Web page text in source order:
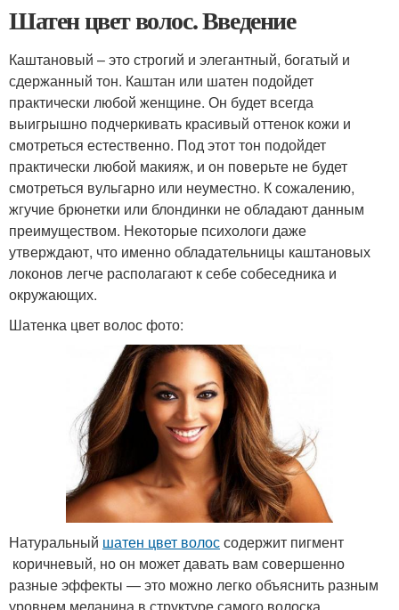
Шатен цвет волос. Введение
Каштановый – это строгий и элегантный, богатый и
сдержанный тон. Каштан или шатен подойдет
практически любой женщине. Он будет всегда
выигрышно подчеркивать красивый оттенок кожи и
смотреться естественно. Под этот тон подойдет
практически любой макияж, и он поверьте не будет
смотреться вульгарно или неуместно. К сожалению,
жгучие брюнетки или блондинки не обладают данным
преимуществом. Некоторые психологи даже
утверждают, что именно обладательницы каштановых
локонов легче располагают к себе собеседника и
окружающих.
Шатенка цвет волос фото:
Натуральный шатен цвет волоссодержит пигмент
коричневый, но он может давать вам совершенно
разные эффекты — это можно легко объяснить разным
уровнем меланина в структуре самого волоска.